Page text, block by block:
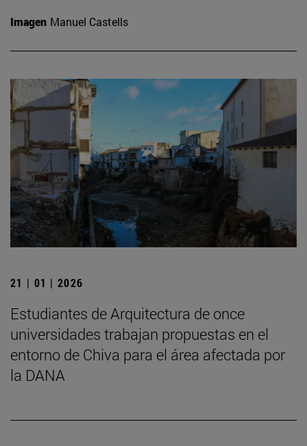
Imagen Manuel Castells
21 | 01 | 2026
Estudiantes de Arquitectura de once
universidades trabajan propuestas en el
entorno de Chiva para el área afectada por
la DANA